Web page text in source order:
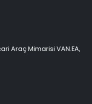
Araç Mimarisi VAN.EA,